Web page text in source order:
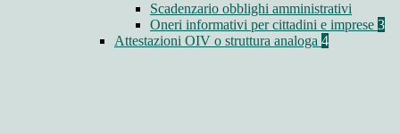
Scadenzario obblighi amministrativi
Oneri informativi per cittadini e imprese 3
Attestazioni OIV o struttura analoga 4